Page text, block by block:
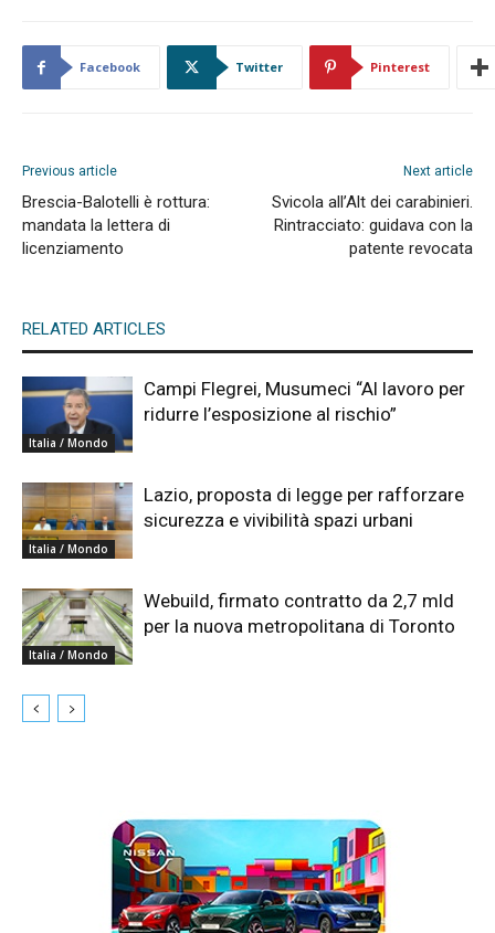
Facebook Twitter Pinterest
Previous article
Brescia-Balotelli è rottura:
mandata la lettera di
licenziamento
Next article
Svicola all’Alt dei carabinieri.
Rintracciato: guidava con la
patente revocata
RELATED ARTICLES
Italia / Mondo
Campi Flegrei, Musumeci “Al lavoro per
ridurre l’esposizione al rischio”
Italia / Mondo
Lazio, proposta di legge per rafforzare
sicurezza e vivibilità spazi urbani
Italia / Mondo
Webuild, firmato contratto da 2,7 mld
per la nuova metropolitana di Toronto